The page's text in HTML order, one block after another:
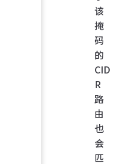
该
掩
码
的
CID
R
路
由
也
会
匹